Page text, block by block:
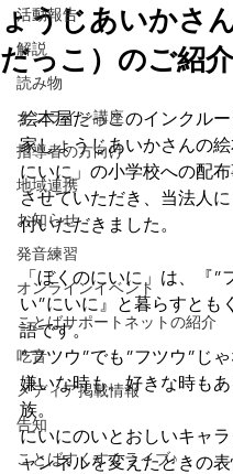
活動報告
解説
読み物
オンライン講座
指導者の方向け
地域連携
お知らせ
発音練習
オンラインイベント
ことばサポートネットの紹介
吃音
メディア掲載情報
告知
ことばすくすくライブ♪
ょうじあいかさ
だっこ）のご紹介
絵本屋だっこのインクル
家しょうじあいかさんの
にいに」の小学校への配
させていただき、当法人
付いただきました。
「ぼくのにいに」は、『”
い”にいに』と暮らすとも
語です。
”フツウ”でも”フツウ”じゃ
嫌いな時も、好きな時も
族。
にいにのいとおしいキャ
ャンネルを変えたときの